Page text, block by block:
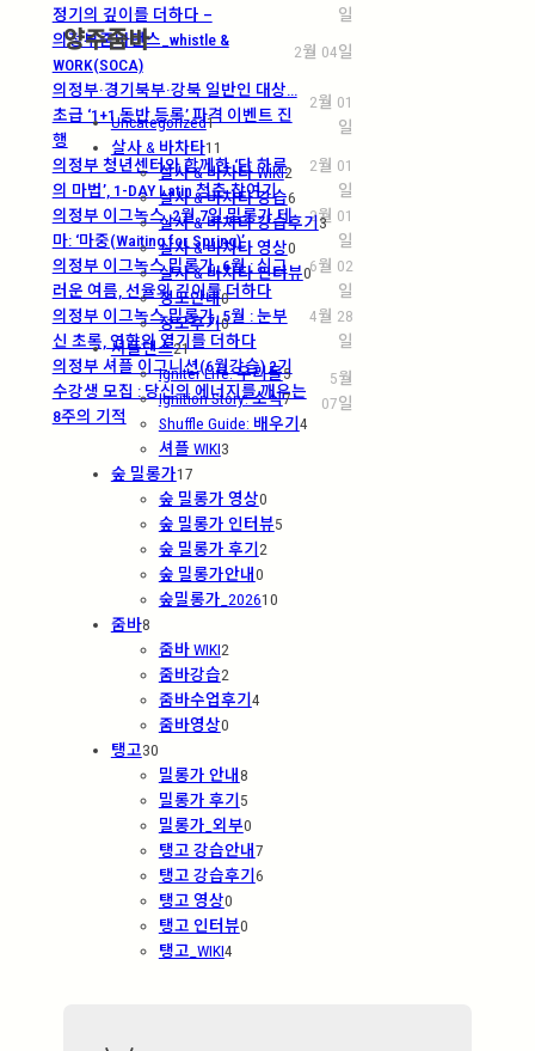
정기의 깊이를 더하다 –
일
의정부줌바댄스_whistle &
WORK(SOCA)
2월 04일
의정부·경기북부·강북 일반인 대상…
초급 ‘1+1 동반 등록’ 파격 이벤트 진
행
2월 01
일
의정부 청년센터와 함께한 ‘단 하루
의 마법’, 1-DAY Latin 청춘 참여기
2월 01
일
의정부 이그녹스, 2월 7일 밀롱가 테
마: ‘마중(Waiting for Spring)’
2월 01
일
의정부 이그녹스 밀롱가, 6월 : 싱그
러운 여름, 선율의 깊이를 더하다
6월 02
일
의정부 이그녹스 밀롱가, 5월 : 눈부
신 초록, 연합의 열기를 더하다
4월 28
일
의정부 셔플 이그니션(6월강습) 2기
수강생 모집 : 당신의 에너지를 깨우는
8주의 기적
5월
07일
양주줌바
Uncategorized1
살사 & 바차타11
살사 & 바차타 WIKI2
살사 & 바차타 강습6
살사 & 바차타 강습후기 3
살사 & 바차타 영상0
살사 & 바차타 인터뷰0
정모안내0
정모후기0
셔플댄스21
Igniter Life: 우리들5
Ignition Story: 소식7
Shuffle Guide: 배우기 4
셔플 WIKI3
숲 밀롱가17
숲 밀롱가 영상0
숲 밀롱가 인터뷰5
숲 밀롱가 후기 2
숲 밀롱가안내0
숲밀롱가_202610
줌바8
줌바 WIKI2
줌바강습2
줌바수업후기 4
줌바영상0
탱고30
밀롱가 안내8
밀롱가 후기 5
밀롱가_외부0
탱고 강습안내7
탱고 강습후기 6
탱고 영상0
탱고 인터뷰0
탱고_WIKI4